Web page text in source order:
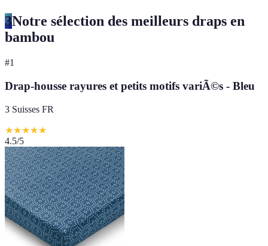
3Notre sélection des meilleurs draps en
bambou
#1
Drap-housse rayures et petits motifs variÃ©s - Bleu
3 Suisses FR
★★★★★
4.5/5